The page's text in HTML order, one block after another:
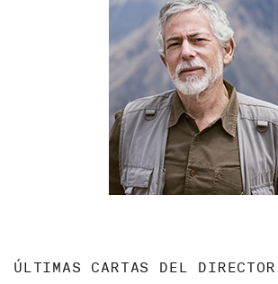
ÚLTIMAS CARTAS DEL DIRECTOR